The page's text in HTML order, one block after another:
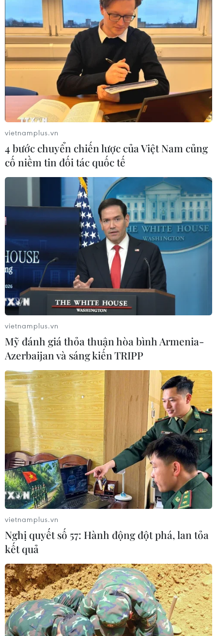
vietnamplus.vn
4 bước chuyển chiến lược của Việt Nam củng
cố niềm tin đối tác quốc tế
vietnamplus.vn
Mỹ đánh giá thỏa thuận hòa bình Armenia-
Azerbaijan và sáng kiến TRIPP
vietnamplus.vn
Nghị quyết số 57: Hành động đột phá, lan tỏa
kết quả